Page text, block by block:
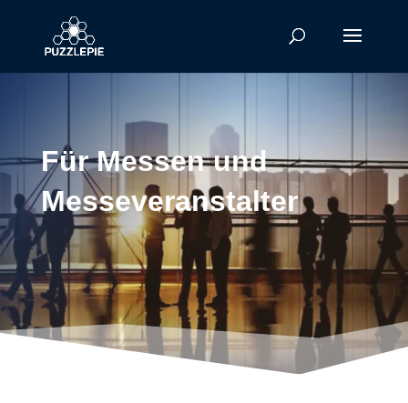
Für Messen und
Messeveranstalter